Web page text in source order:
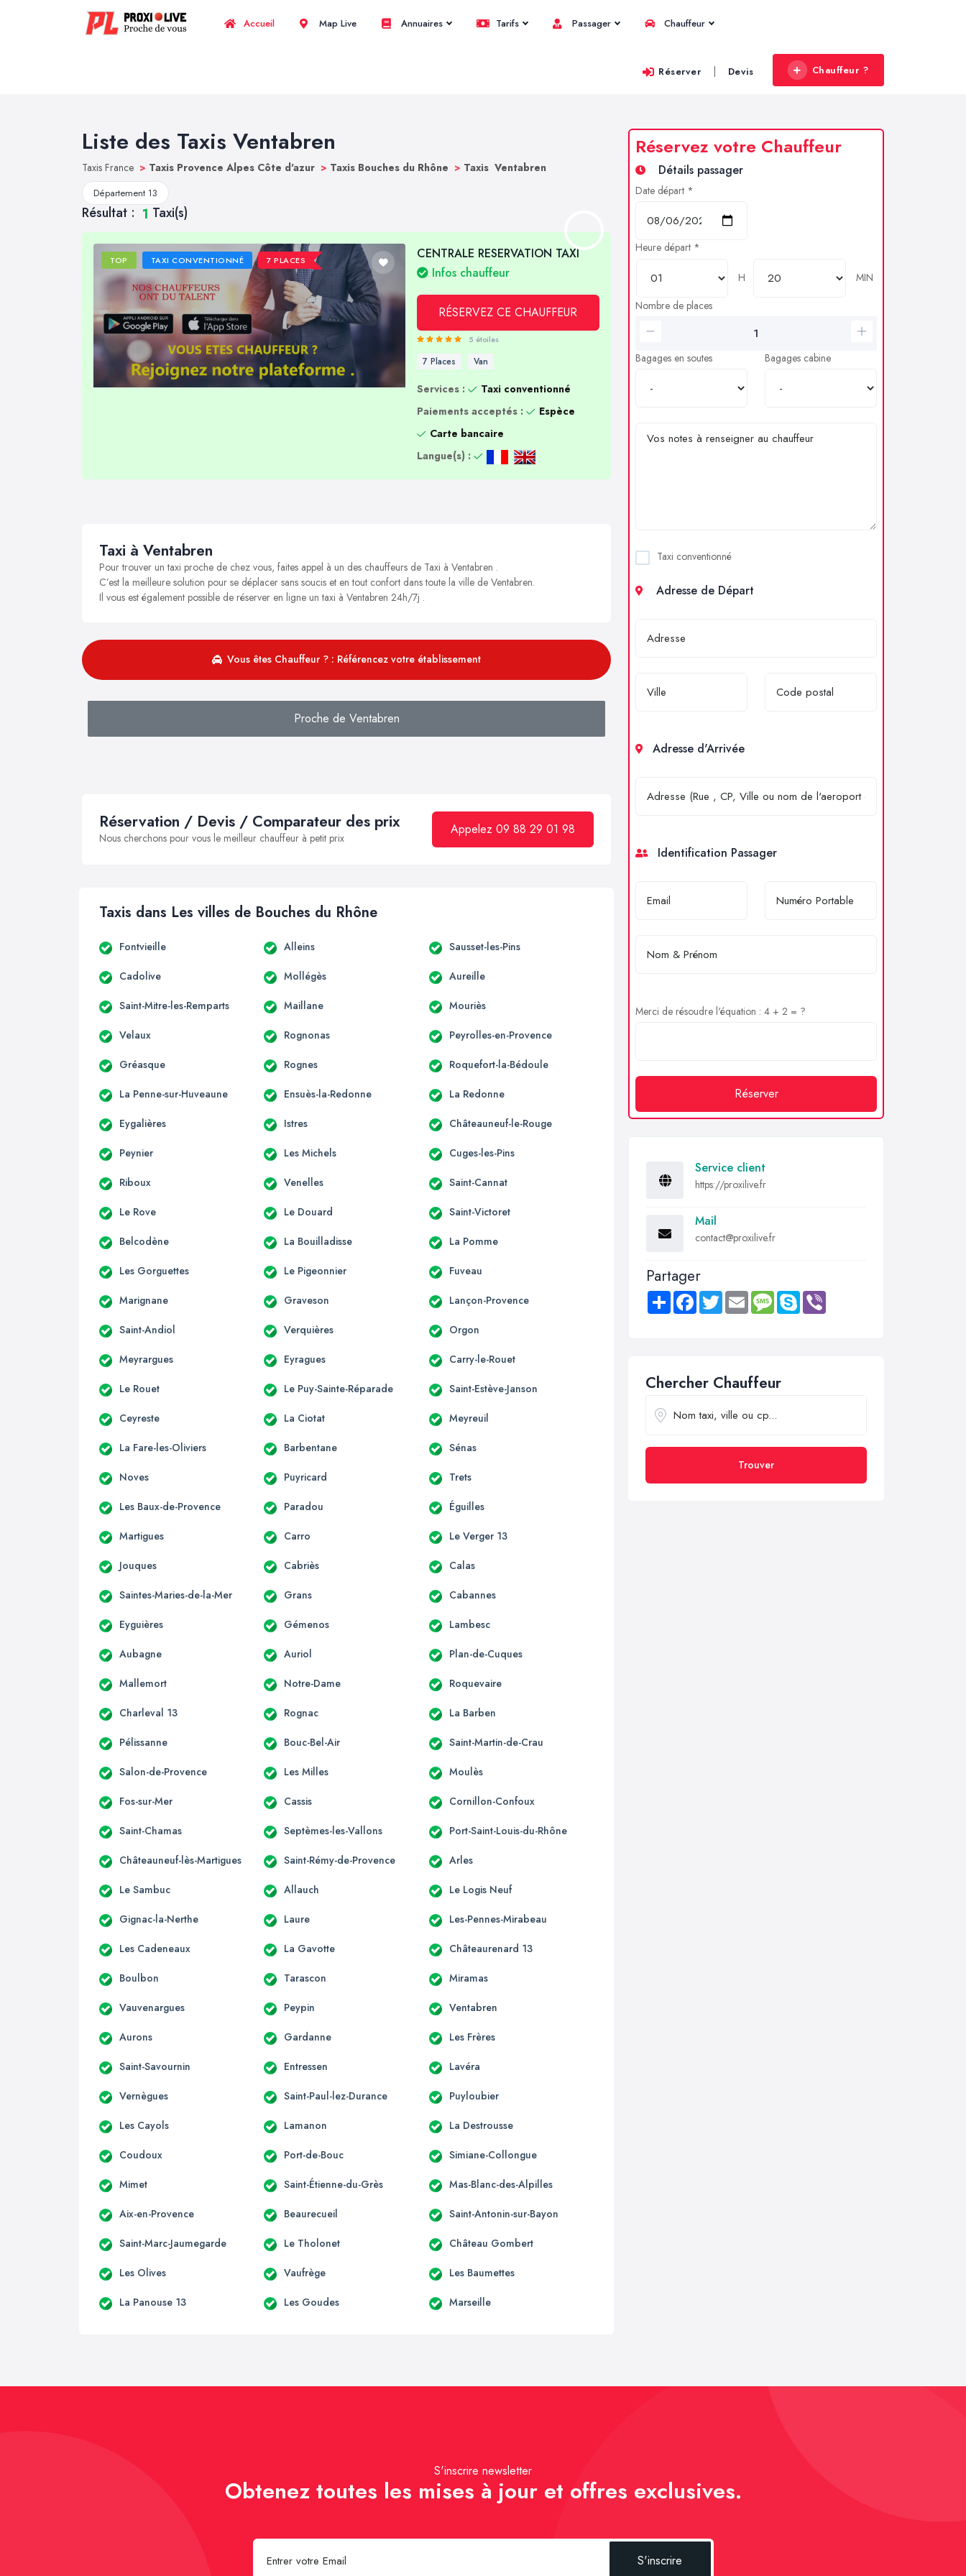
Accueil Map Live Annuaires Tarifs Passager Chauffeur
Réserver | Devis Chauffeur ?
Liste des Taxis Ventabren
Taxis France > Taxis Provence Alpes Côte d'azur > Taxis Bouches du Rhône > Taxis Ventabren
Département 13
Résultat : 1 Taxi(s)
TOP TAXI CONVENTIONNÉ 7 PLACES
CENTRALE RESERVATION TAXI
Infos chauffeur
RÉSERVEZ CE CHAUFFEUR
5 étoiles
7 Places Van
Services :
Taxi conventionné
Paiements acceptés :
Espèce
Carte bancaire
Langue(s) :
Taxi à Ventabren
Pour trouver un taxi proche de chez vous, faites appel à un des chauffeurs de Taxi à Ventabren .
C’est la meilleure solution pour se déplacer sans soucis et en tout confort dans toute la ville de Ventabren.
Il vous est également possible de réserver en ligne un taxi à Ventabren 24h/7j .
Vous êtes Chauffeur ? : Référencez votre établissement
Proche de Ventabren
Réservation / Devis / Comparateur des prix
Nous cherchons pour vous le meilleur chauffeur à petit prix
Appelez 09 88 29 01 98
Taxis dans Les villes de Bouches du Rhône
Fontvieille Alleins Sausset-les-Pins
Cadolive Mollégès Aureille
Saint-Mitre-les-Remparts Maillane Mouriès
Velaux Rognonas Peyrolles-en-Provence
Gréasque Rognes Roquefort-la-Bédoule
La Penne-sur-Huveaune Ensuès-la-Redonne La Redonne
Eygalières Istres Châteauneuf-le-Rouge
Peynier Les Michels Cuges-les-Pins
Riboux Venelles Saint-Cannat
Le Rove Le Douard Saint-Victoret
Belcodène La Bouilladisse La Pomme
Les Gorguettes Le Pigeonnier Fuveau
Marignane Graveson Lançon-Provence
Saint-Andiol Verquières Orgon
Meyrargues Eyragues Carry-le-Rouet
Le Rouet Le Puy-Sainte-Réparade Saint-Estève-Janson
Ceyreste La Ciotat Meyreuil
La Fare-les-Oliviers Barbentane Sénas
Noves Puyricard Trets
Les Baux-de-Provence Paradou Éguilles
Martigues Carro Le Verger 13
Jouques Cabriès Calas
Saintes-Maries-de-la-Mer Grans Cabannes
Eyguières Gémenos Lambesc
Aubagne Auriol Plan-de-Cuques
Mallemort Notre-Dame Roquevaire
Charleval 13 Rognac La Barben
Pélissanne Bouc-Bel-Air Saint-Martin-de-Crau
Salon-de-Provence Les Milles Moulès
Fos-sur-Mer Cassis Cornillon-Confoux
Saint-Chamas Septèmes-les-Vallons Port-Saint-Louis-du-Rhône
Châteauneuf-lès-Martigues Saint-Rémy-de-Provence Arles
Le Sambuc Allauch Le Logis Neuf
Gignac-la-Nerthe Laure Les-Pennes-Mirabeau
Les Cadeneaux La Gavotte Châteaurenard 13
Boulbon Tarascon Miramas
Vauvenargues Peypin Ventabren
Aurons Gardanne Les Frères
Saint-Savournin Entressen Lavéra
Vernègues Saint-Paul-lez-Durance Puyloubier
Les Cayols Lamanon La Destrousse
Coudoux Port-de-Bouc Simiane-Collongue
Mimet Saint-Étienne-du-Grès Mas-Blanc-des-Alpilles
Aix-en-Provence Beaurecueil Saint-Antonin-sur-Bayon
Saint-Marc-Jaumegarde Le Tholonet Château Gombert
Les Olives Vaufrège Les Baumettes
La Panouse 13 Les Goudes Marseille
Réservez votre Chauffeur
Détails passager
Date départ *
Heure départ *
H
MIN
Nombre de places
Bagages en soutes Bagages cabine
Taxi conventionné
Adresse de Départ
Adresse d'Arrivée
Identification Passager
Merci de résoudre l'équation : 4 + 2 = ?
Réserver
Service client
https://proxilive.fr
Mail
contact@proxilive.fr
Partager
Share FacebookTwitter Email MessageSkype
Chercher Chauffeur
Trouver
S'inscrire newsletter
Obtenez toutes les mises à jour et offres exclusives.
S'inscrire